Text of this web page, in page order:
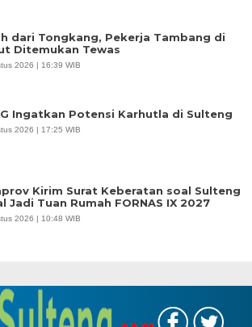
dari Tongkang, Pekerja Tambang di
Ditemukan Tewas
2026 | 16:39 WIB
Ingatkan Potensi Karhutla di Sulteng
2026 | 17:25 WIB
Kirim Surat Keberatan soal Sulteng
Jadi Tuan Rumah FORNAS IX 2027
2026 | 10:48 WIB